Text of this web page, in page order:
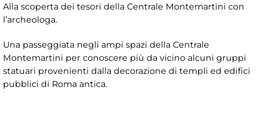
Alla scoperta dei tesori della Centrale Montemartini con
l’archeologa.
Una passeggiata negli ampi spazi della Centrale
Montemartini per conoscere più da vicino alcuni gruppi
statuari provenienti dalla decorazione di templi ed edifici
pubblici di Roma antica.